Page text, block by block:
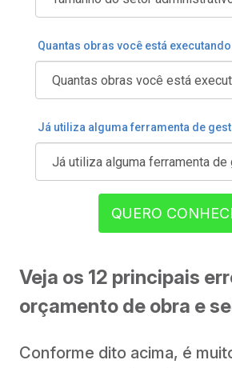
Quantas obras você está
Já utiliza alguma ferramenta de
QUERO
Veja os 12 principais
orçamento de obra e
Conforme dito acima, é